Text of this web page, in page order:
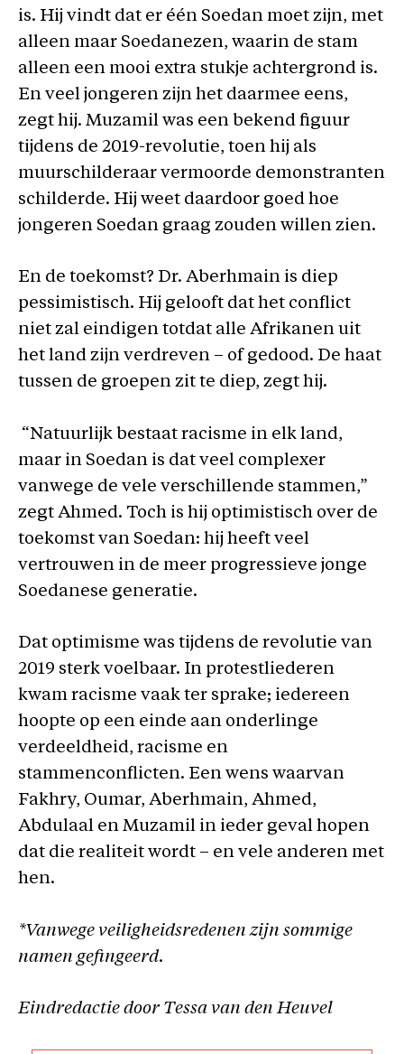
is. Hij vindt dat er één Soedan moet zijn, met
alleen maar Soedanezen, waarin de stam
alleen een mooi extra stukje achtergrond is.
En veel jongeren zijn het daarmee eens,
zegt hij. Muzamil was een bekend figuur
tijdens de 2019-revolutie, toen hij als
muurschilderaar vermoorde demonstranten
schilderde. Hij weet daardoor goed hoe
jongeren Soedan graag zouden willen zien.
En de toekomst? Dr. Aberhmain is diep
pessimistisch. Hij gelooft dat het conflict
niet zal eindigen totdat alle Afrikanen uit
het land zijn verdreven – of gedood. De haat
tussen de groepen zit te diep, zegt hij.
“Natuurlijk bestaat racisme in elk land,
maar in Soedan is dat veel complexer
vanwege de vele verschillende stammen,”
zegt Ahmed. Toch is hij optimistisch over de
toekomst van Soedan: hij heeft veel
vertrouwen in de meer progressieve jonge
Soedanese generatie.
Dat optimisme was tijdens de revolutie van
2019 sterk voelbaar. In protestliederen
kwam racisme vaak ter sprake; iedereen
hoopte op een einde aan onderlinge
verdeeldheid, racisme en
stammenconflicten. Een wens waarvan
Fakhry, Oumar, Aberhmain, Ahmed,
Abdulaal en Muzamil in ieder geval hopen
dat die realiteit wordt – en vele anderen met
hen.
*Vanwege veiligheidsredenen zijn sommige
namen gefingeerd.
Eindredactie door Tessa van den Heuvel